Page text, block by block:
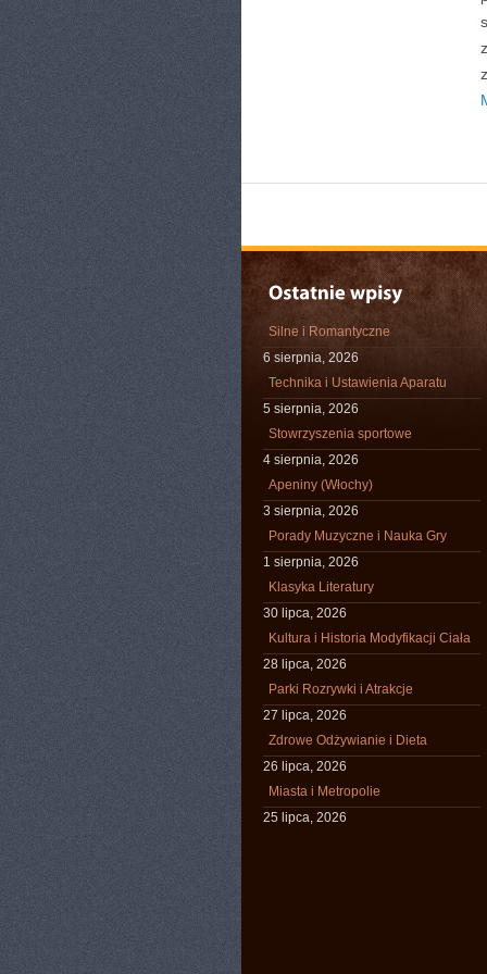
Silne i Romantyczne
6 sierpnia, 2026
Technika i Ustawienia Aparatu
5 sierpnia, 2026
Stowrzyszenia sportowe
4 sierpnia, 2026
Apeniny (Włochy)
3 sierpnia, 2026
Porady Muzyczne i Nauka Gry
1 sierpnia, 2026
Klasyka Literatury
30 lipca, 2026
Kultura i Historia Modyfikacji Ciała
28 lipca, 2026
Parki Rozrywki i Atrakcje
27 lipca, 2026
Zdrowe Odżywianie i Dieta
26 lipca, 2026
Miasta i Metropolie
25 lipca, 2026